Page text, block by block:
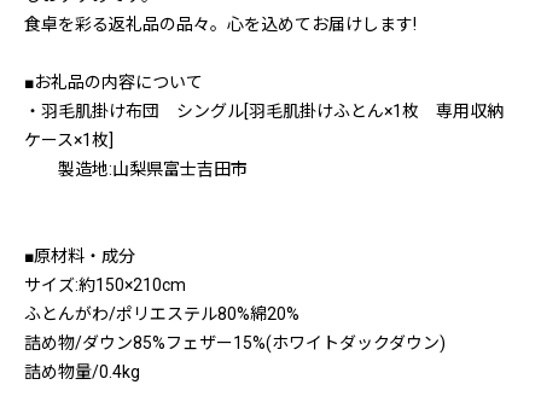
食卓を彩る返礼品の品々。心を込めてお届けします!
■お礼品の内容について
・羽毛肌掛け布団 シングル[羽毛肌掛けふとん×1枚 専用収納
ケース×1枚]
製造地:山梨県富士吉田市
■原材料・成分
サイズ:約150×210cm
ふとんがわ/ポリエステル80%綿20%
詰め物/ダウン85%フェザー15%(ホワイトダックダウン)
詰め物量/0.4kg